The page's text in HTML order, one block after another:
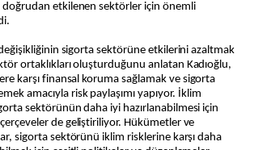
doğrudan etkilenen sektörler için önemli
sigorta sektörüne etkilerini azaltmak
ortaklıkları oluşturduğunu anlatan Kadıoğlu,
karşı finansal koruma sağlamak ve sigorta
amacıyla risk paylaşımı yapıyor. İklim
sektörünün daha iyi hazırlanabilmesi için
de geliştiriliyor. Hükümetler ve
sigorta sektörünü iklim risklerine karşı daha